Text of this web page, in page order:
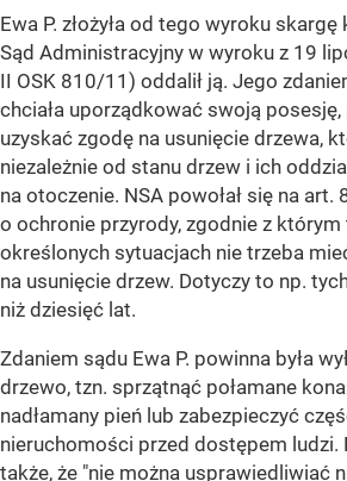
Ewa P. złożyła od tego wyroku
Sąd Administracyjny w wyroku z 19
II OSK 810/11) oddalił ją. Jego
chciała uporządkować swoją
uzyskać zgodę na usunięcie drzewa,
niezależnie od stanu drzew i ich
na otoczenie. NSA powołał się na art.
o ochronie przyrody, zgodnie z
określonych sytuacjach nie trzeba
na usunięcie drzew. Dotyczy to np.
niż dziesięć lat.
Zdaniem sądu Ewa P. powinna była
drzewo, tzn. sprzątnąć połamane
nadłamany pień lub zabezpieczyć
nieruchomości przed dostępem ludzi.
także, że "nie można usprawiedliwiać